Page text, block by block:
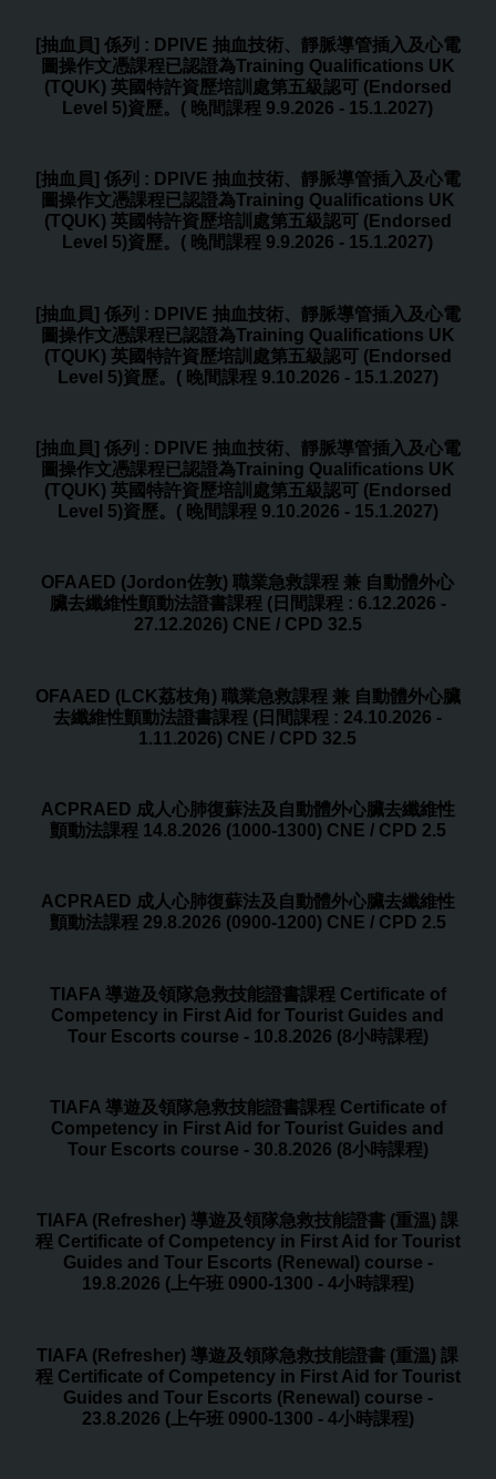
[抽血員] 係列 : DPIVE 抽血技術、靜脈導管插入及心電
圖操作文憑課程已認證為Training Qualifications UK
(TQUK) 英國特許資歷培訓處第五級認可 (Endorsed
Level 5)資歷。( 晚間課程 9.9.2026 - 15.1.2027)
[抽血員] 係列 : DPIVE 抽血技術、靜脈導管插入及心電
圖操作文憑課程已認證為Training Qualifications UK
(TQUK) 英國特許資歷培訓處第五級認可 (Endorsed
Level 5)資歷。( 晚間課程 9.9.2026 - 15.1.2027)
[抽血員] 係列 : DPIVE 抽血技術、靜脈導管插入及心電
圖操作文憑課程已認證為Training Qualifications UK
(TQUK) 英國特許資歷培訓處第五級認可 (Endorsed
Level 5)資歷。( 晚間課程 9.10.2026 - 15.1.2027)
[抽血員] 係列 : DPIVE 抽血技術、靜脈導管插入及心電
圖操作文憑課程已認證為Training Qualifications UK
(TQUK) 英國特許資歷培訓處第五級認可 (Endorsed
Level 5)資歷。( 晚間課程 9.10.2026 - 15.1.2027)
OFAAED (Jordon佐敦) 職業急救課程 兼 自動體外心
臟去纖維性顫動法證書課程 (日間課程 : 6.12.2026 -
27.12.2026) CNE / CPD 32.5
OFAAED (LCK荔枝角) 職業急救課程 兼 自動體外心臟
去纖維性顫動法證書課程 (日間課程 : 24.10.2026 -
1.11.2026) CNE / CPD 32.5
ACPRAED 成人心肺復蘇法及自動體外心臟去纖維性
顫動法課程 14.8.2026 (1000-1300) CNE / CPD 2.5
ACPRAED 成人心肺復蘇法及自動體外心臟去纖維性
顫動法課程 29.8.2026 (0900-1200) CNE / CPD 2.5
TIAFA 導遊及領隊急救技能證書課程 Certificate of
Competency in First Aid for Tourist Guides and
Tour Escorts course - 10.8.2026 (8小時課程)
TIAFA 導遊及領隊急救技能證書課程 Certificate of
Competency in First Aid for Tourist Guides and
Tour Escorts course - 30.8.2026 (8小時課程)
TIAFA (Refresher) 導遊及領隊急救技能證書 (重溫) 課
程 Certificate of Competency in First Aid for Tourist
Guides and Tour Escorts (Renewal) course -
19.8.2026 (上午班 0900-1300 - 4小時課程)
TIAFA (Refresher) 導遊及領隊急救技能證書 (重溫) 課
程 Certificate of Competency in First Aid for Tourist
Guides and Tour Escorts (Renewal) course -
23.8.2026 (上午班 0900-1300 - 4小時課程)